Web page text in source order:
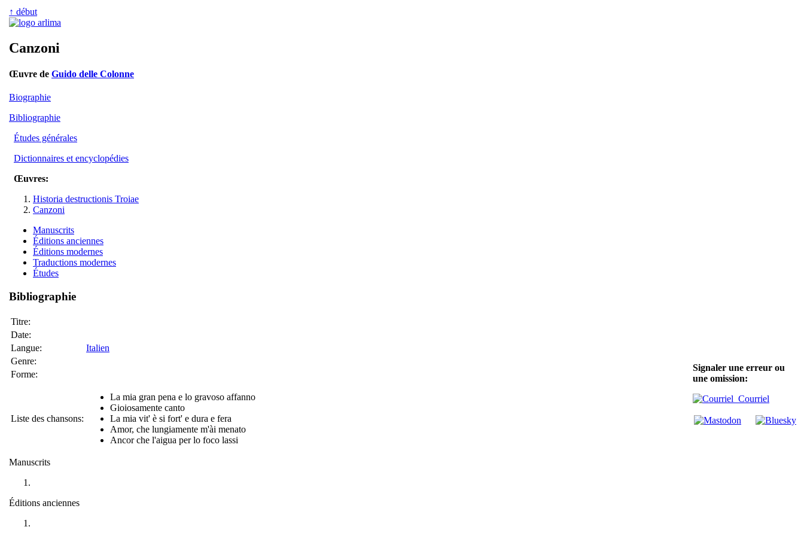
↑ début
Canzoni
Œuvre de Guido delle Colonne
Biographie
Bibliographie
Études générales
Dictionnaires et encyclopédies
Œuvres:
Historia destructionis Troiae
Canzoni
Manuscrits
Éditions anciennes
Éditions modernes
Traductions modernes
Études
Bibliographie
Titre:
Date:
Langue:
Italien
Genre:
Forme:
Liste des chansons:
La mia gran pena e lo gravoso affanno
Gioiosamente canto
La mia vit' è si fort' e dura e fera
Amor, che lungiamente m'ài menato
Ancor che l'aigua per lo foco lassi
Manuscrits
Éditions anciennes
Signaler une erreur ou
une omission:
Courriel